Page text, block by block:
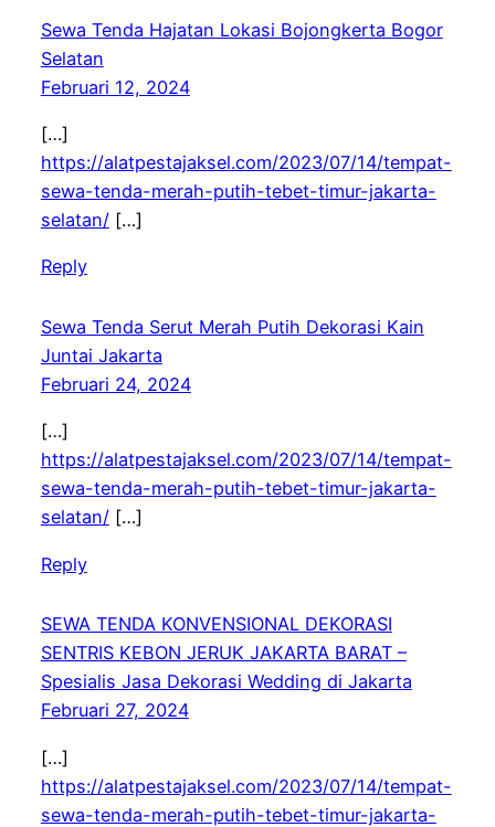
Sewa Tenda Hajatan Lokasi Bojongkerta Bogor
Selatan
Februari 12, 2024
[…]
https://alatpestajaksel.com/2023/07/14/tempat-
sewa-tenda-merah-putih-tebet-timur-jakarta-
selatan/[…]
Reply
Sewa Tenda Serut Merah Putih Dekorasi Kain
Juntai Jakarta
Februari 24, 2024
[…]
https://alatpestajaksel.com/2023/07/14/tempat-
sewa-tenda-merah-putih-tebet-timur-jakarta-
selatan/[…]
Reply
SEWA TENDA KONVENSIONAL DEKORASI
SENTRIS KEBON JERUK JAKARTA BARAT –
Spesialis Jasa Dekorasi Wedding di Jakarta
Februari 27, 2024
[…]
https://alatpestajaksel.com/2023/07/14/tempat-
sewa-tenda-merah-putih-tebet-timur-jakarta-